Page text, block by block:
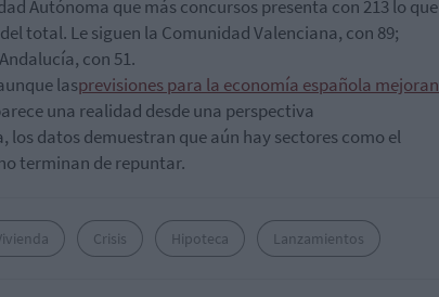
Autónoma que más concursos presenta con 213 lo que
total. Le siguen la Comunidad Valenciana, con 89;
con 51.
lasprevisiones para la economía española mejoran
una realidad desde una perspectiva
los datos demuestran que aún hay sectores como el
terminan de repuntar.
Crisis Hipoteca Lanzamientos